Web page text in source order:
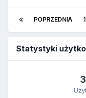
POPRZEDNIA 1
Statystyki